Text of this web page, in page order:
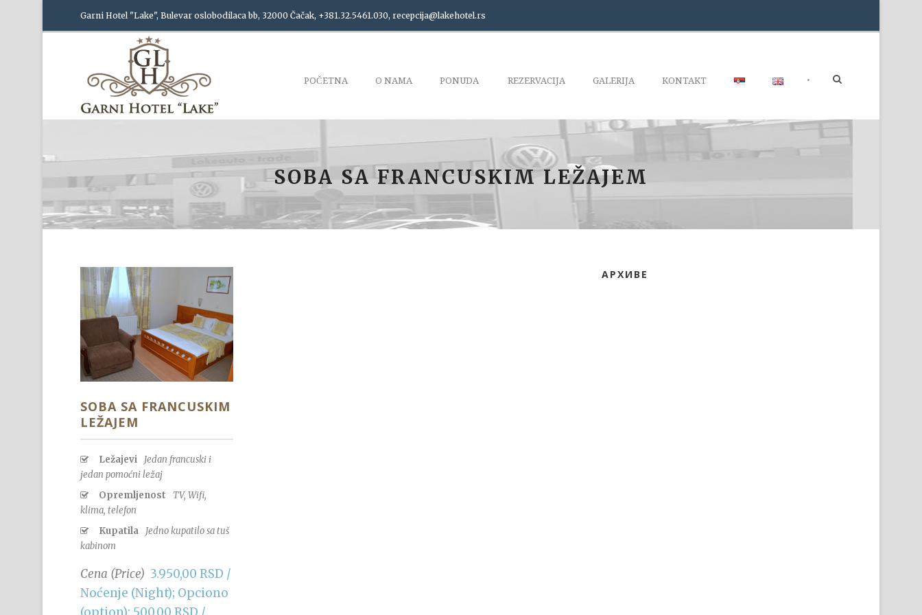
Garni Hotel "Lake", Bulevar oslobodilaca bb, 32000 Čačak, +381.32.5461.030, recepcija@lakehotel.rs
POČETNA O NAMA PONUDA REZERVACIJA GALERIJA KONTAKT •
SOBA SA FRANCUSKIM LEŽAJEM
SOBA SA FRANCUSKIM
LEŽAJEM
Ležajevi Jedan francuski i
jedan pomoćni ležaj
Opremljenost
TV, Wifi,
klima, telefon
Kupatila Jedno kupatilo sa tuš
kabinom
Cena (Price) 3.950,00 RSD /
Noćenje (Night); Opciono
АРХИВЕ